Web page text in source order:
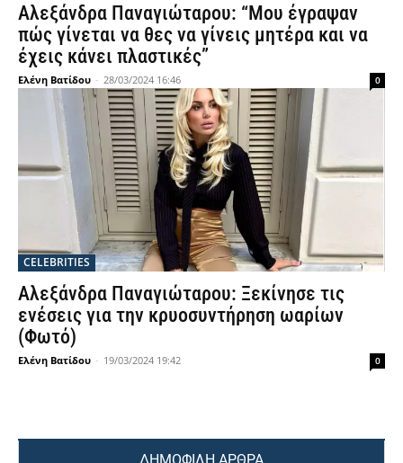
Αλεξάνδρα Παναγιώταρου: “Μου έγραψαν
πώς γίνεται να θες να γίνεις μητέρα και να
έχεις κάνει πλαστικές”
Ελένη Βατίδου - 28/03/2024 16:46 0
CELEBRITIES
Αλεξάνδρα Παναγιώταρου: Ξεκίνησε τις
ενέσεις για την κρυοσυντήρηση ωαρίων
(Φωτό)
Ελένη Βατίδου - 19/03/2024 19:42 0